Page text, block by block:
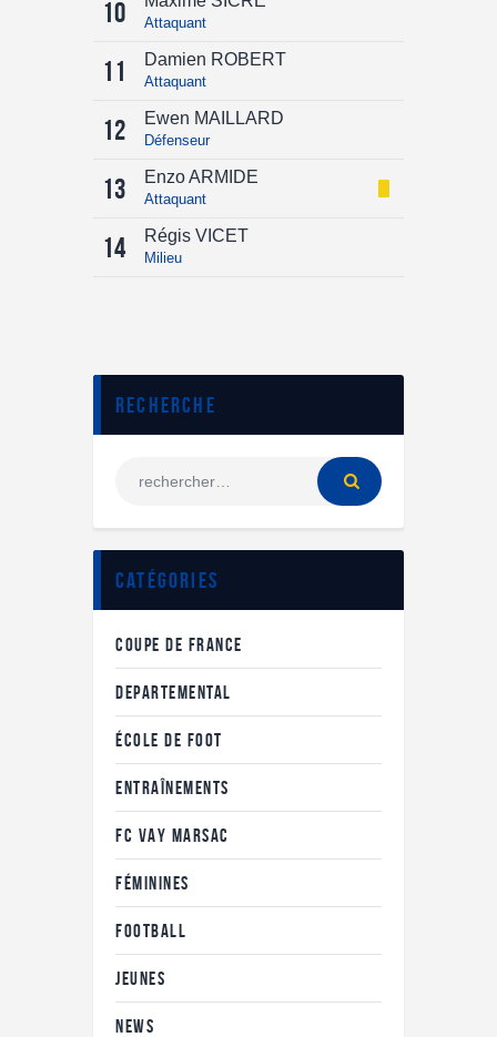
10 Attaquant
11 Damien ROBERT
Attaquant
12 Ewen MAILLARD
Défenseur
13 Enzo ARMIDE
Attaquant
14 Régis VICET
Milieu
Recherche
Catégories
COUPE DE FRANCE
DEPARTEMENTAL
ÉCOLE DE FOOT
ENTRAÎNEMENTS
FC VAY MARSAC
FÉMININES
FOOTBALL
JEUNES
NEWS